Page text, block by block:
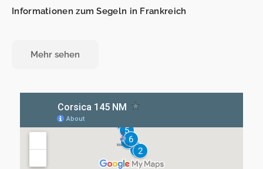
Informationen zum Segeln in Frankreich
Mehr sehen